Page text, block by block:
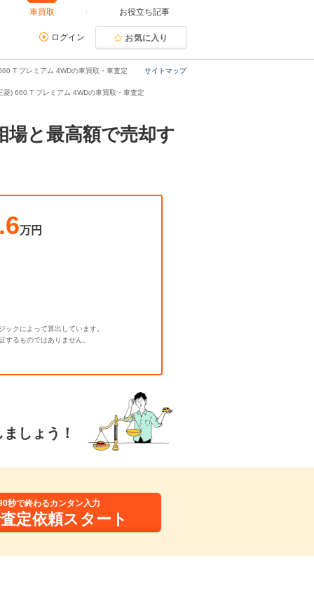
車買取 お役立ち記事
ログイン お気に入り
サイトマップ
T プレミアム 4WDの車買取・車査定
菱) 660 T プレミアム 4WDの車買取・車査定
場と最高額で売却す
万円
クによって算出しています。
るものではありません。
ましょう！
秒で終わるカンタン入力
定依頼スタート